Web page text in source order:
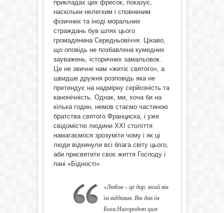
прикладах цих фресок, показує,
наскільки нелегким і сповненим
фізичних та іноді моральних
страждань був шлях цього
громадянина Середньовіччя. Цікаво,
що оповідь не позбавлена кумедних
зауважень, історичних замальовок.
Це не звичне нам «житіє святого», а
швидше дружня розповідь яка не
претендує на надмірну серйозність та
канонічність. Однак, ми, хоча би на
кілька годин, немов стаємо частиною
братства святого Франциска, і уже
свідомістю людини ХХІ століття
намагаємося зрозуміти чому і як ці
люди відкинули всі блага світу цього,
аби присвятити своє життя Господу і
пані «Бідності».
«Любов – це дар, який він
їм віддавав. Він дав їм
Бога.Нагородою цим